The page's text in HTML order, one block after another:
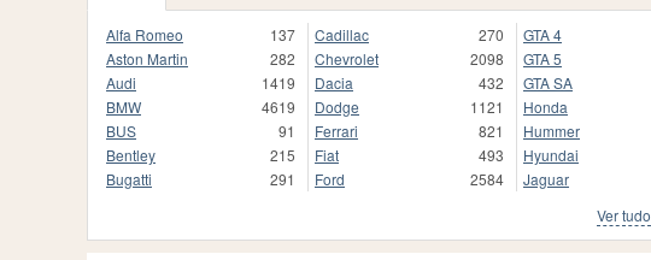
Alfa Romeo
137
Aston Martin
282
Audi
1419
BMW
4619
BUS
91
Bentley
215
Bugatti
291
Cadillac
270
Chevrolet
2098
Dacia
432
Dodge
1121
Ferrari
821
Fiat
493
Ford
2584
GTA 4
GTA 5
GTA SA
Honda
Hummer
Hyundai
Jaguar
Ver tudo